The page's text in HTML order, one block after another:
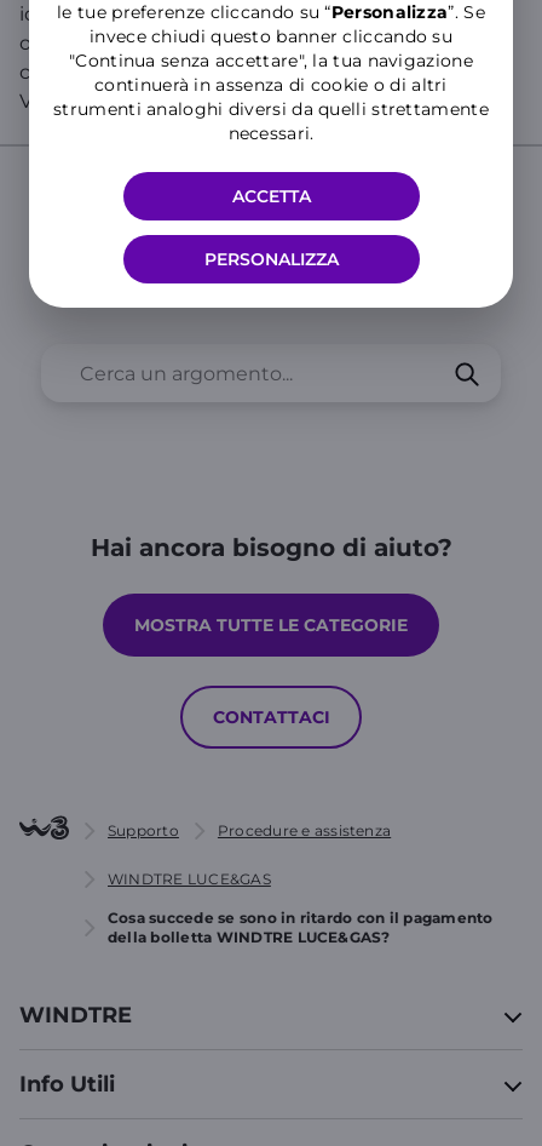
le tue preferenze cliccando su “Personalizza”. Se
invece chiudi questo banner cliccando su
"Continua senza accettare", la tua navigazione
continuerà in assenza di cookie o di altri
strumenti analoghi diversi da quelli strettamente
necessari.
PERSONALIZZA
ACCETTA
identificativi del bonifico munita di numero CRO
ovvero, in caso di pagamento mediante bollettino,
copia del bollettino postale contenente il codice
VCY .
Cerca nelle Domande Frequenti del
Supporto WINDTRE
Inserisci almeno tre caratteri per cercare nelle FAQ
Hai ancora bisogno di aiuto?
MOSTRA TUTTE LE CATEGORIE
CONTATTACI
Supporto Procedure e assistenza
WINDTRE LUCE&GAS
Cosa succede se sono in ritardo con il pagamento
della bolletta WINDTRE LUCE&GAS?
WINDTRE
Info Utili